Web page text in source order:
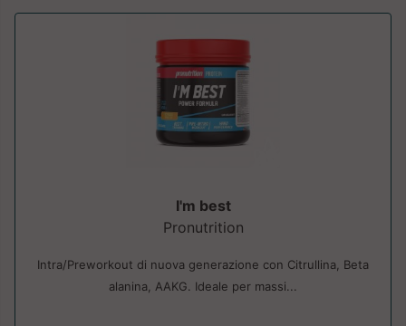
I'm best
Pronutrition
Intra/Preworkout di nuova generazione con Citrullina, Beta
alanina, AAKG. Ideale per massi...